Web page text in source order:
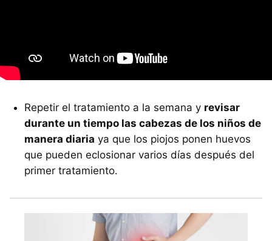
Repetir el tratamiento a la semana y revisar
durante un tiempo las cabezas de los niños de
manera diaria ya que los piojos ponen huevos
que pueden eclosionar varios días después del
primer tratamiento.